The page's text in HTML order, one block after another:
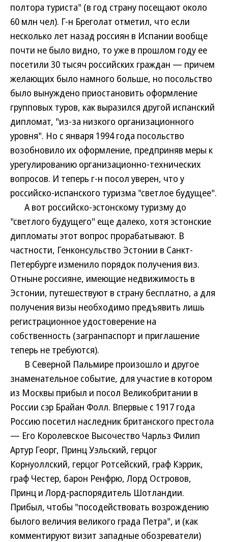
полтора туриста" (в год страну посещают около
60 млн чел). Г-н Бреголат отметил, что если
несколько лет назад россиян в Испании вообще
почти не было видно, то уже в прошлом году ее
посетили 30 тысяч российских граждан — причем
желающих было намного больше, но посольство
было вынуждено приостановить оформление
групповых туров, как выразился другой испанский
дипломат, "из-за низкого организационного
уровня". Но с января 1994 года посольство
возобновило их оформление, предприняв меры к
урегулированию организационно-технических
вопросов. И теперь г-н посол уверен, что у
российско-испанского туризма "светлое будущее".
А вот российско-эстонскому туризму до
"светлого будущего" еще далеко, хотя эстонские
дипломаты этот вопрос прорабатывают. В
частности, Генконсульство Эстонии в Санкт-
Петербурге изменило порядок получения виз.
Отныне россияне, имеющие недвижимость в
Эстонии, путешествуют в страну бесплатно, а для
получения визы необходимо предъявить лишь
регистрационное удостоверение на
собственность (загранпаспорт и приглашение
теперь не требуются).
В Северной Пальмире произошло и другое
знаменательное событие, для участие в котором
из Москвы прибыл и посол Великобритании в
России сэр Брайан Фолл. Впервые с 1917 года
Россию посетил наследник британского престола
— Его Королевское Высочество Чарльз Филип
Артур Георг, Принц Уэльский, герцог
Корнуоллский, герцог Ротсейский, граф Кэррик,
граф Честер, барон Ренфрю, Лорд Островов,
Принц и Лорд-распорядитель Шотландии.
Прибыл, чтобы "посодействовать возрождению
былого величия великого града Петра", и (как
комментируют визит западные обозреватели)